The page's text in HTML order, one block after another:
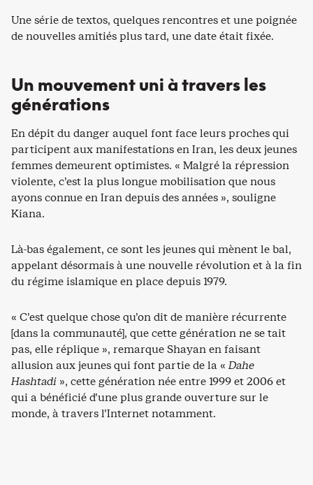
Une série de textos, quelques rencontres et une poignée
de nouvelles amitiés plus tard, une date était fixée.
Un mouvement uni à travers les
générations
En dépit du danger auquel font face leurs proches qui
participent aux manifestations en Iran, les deux jeunes
femmes demeurent optimistes. « Malgré la répression
violente, c’est la plus longue mobilisation que nous
ayons connue en Iran depuis des années », souligne
Kiana.
Là-bas également, ce sont les jeunes qui mènent le bal,
appelant désormais à une nouvelle révolution et à la fin
du régime islamique en place depuis 1979.
« C’est quelque chose qu’on dit de manière récurrente
[dans la communauté], que cette génération ne se tait
pas, elle réplique », remarque Shayan en faisant
allusion aux jeunes qui font partie de la « Dahe
Hashtadi », cette génération née entre 1999 et 2006 et
qui a bénéficié d’une plus grande ouverture sur le
monde, à travers l’Internet notamment.